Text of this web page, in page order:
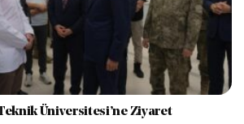
Üniversitesi’ne Ziyaret